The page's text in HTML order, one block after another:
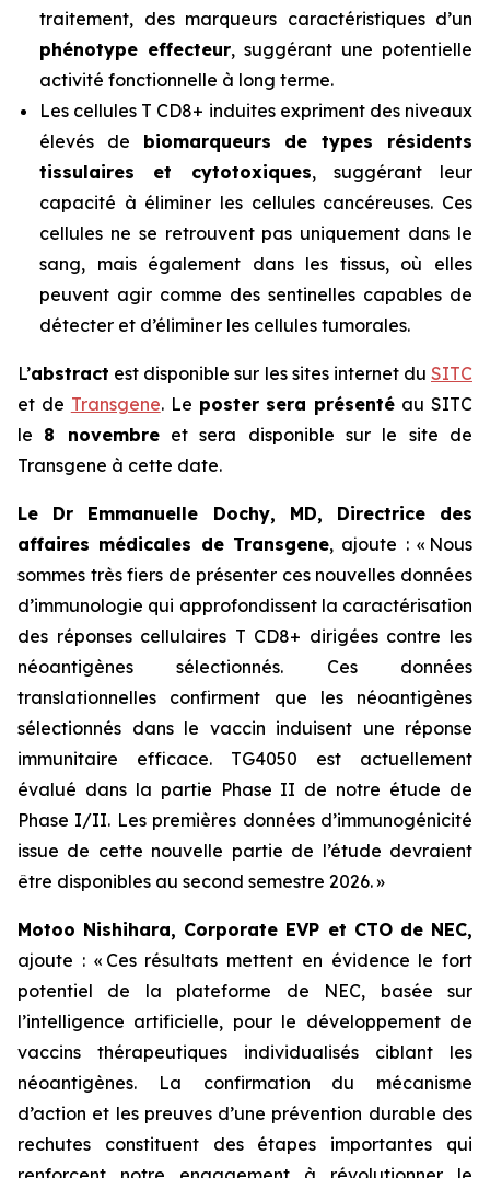
traitement, des marqueurs caractéristiques d’un
phénotype effecteur, suggérant une potentielle
activité fonctionnelle à long terme.
Les cellules T CD8+ induites expriment des niveaux
élevés de biomarqueurs de types résidents
tissulaires et cytotoxiques, suggérant leur
capacité à éliminer les cellules cancéreuses. Ces
cellules ne se retrouvent pas uniquement dans le
sang, mais également dans les tissus, où elles
peuvent agir comme des sentinelles capables de
détecter et d’éliminer les cellules tumorales.
L’abstract est disponible sur les sites internet du SITC
et de Transgene. Le poster sera présenté au SITC
le 8 novembreet sera disponible sur le site de
Transgene à cette date.
Le Dr Emmanuelle Dochy, MD, Directrice des
affaires médicales de Transgene, ajoute : « Nous
sommes très fiers de présenter ces nouvelles données
d’immunologie qui approfondissent la caractérisation
des réponses cellulaires T CD8+ dirigées contre les
néoantigènes sélectionnés. Ces données
translationnelles confirment que les néoantigènes
sélectionnés dans le vaccin induisent une réponse
immunitaire efficace. TG4050 est actuellement
évalué dans la partie Phase II de notre étude de
Phase I/II. Les premières données d’immunogénicité
issue de cette nouvelle partie de l’étude devraient
être disponibles au second semestre 2026. »
Motoo Nishihara, Corporate EVP et CTO de NEC,
ajoute : « Ces résultats mettent en évidence le fort
potentiel de la plateforme de NEC, basée sur
l’intelligence artificielle, pour le développement de
vaccins thérapeutiques individualisés ciblant les
néoantigènes. La confirmation du mécanisme
d’action et les preuves d’une prévention durable des
rechutes constituent des étapes importantes qui